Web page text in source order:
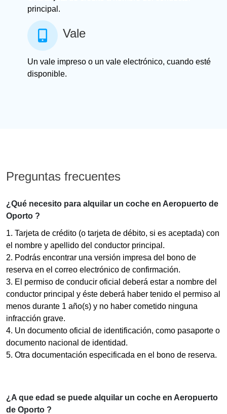
principal.
Vale
Un vale impreso o un vale electrónico, cuando esté
disponible.
Preguntas frecuentes
¿Qué necesito para alquilar un coche en Aeropuerto de
Oporto ?
1. Tarjeta de crédito (o tarjeta de débito, si es aceptada) con
el nombre y apellido del conductor principal.
2. Podrás encontrar una versión impresa del bono de
reserva en el correo electrónico de confirmación.
3. El permiso de conducir oficial deberá estar a nombre del
conductor principal y éste deberá haber tenido el permiso al
menos durante 1 año(s) y no haber cometido ninguna
infracción grave.
4. Un documento oficial de identificación, como pasaporte o
documento nacional de identidad.
5. Otra documentación especificada en el bono de reserva.
¿A que edad se puede alquilar un coche en Aeropuerto
de Oporto ?